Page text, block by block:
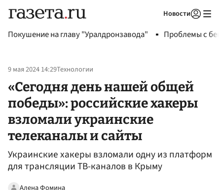
Новости
Покушение на главу "Уралдронзавода" Проблемы с
9 мая 2024 14:29Технологии
«Сегодня день нашей общей
победы»: российские хакеры
взломали украинские
телеканалы и сайты
Украинские хакеры взломали одну из платформ
для трансляции ТВ-каналов в Крыму
Алена Фомина